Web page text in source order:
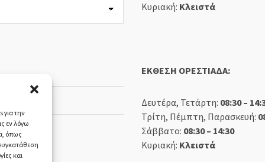
για την
εν λόγω
όπως
και
Κυριακή: Κλειστά
ΕΚΘΕΣΗ ΟΡΕΣΤΙΑΔΑ:
Δευτέρα, Τετάρτη: 08:30 –
Τρίτη, Πέμπτη, Παρασκευή:
Σάββατο: 08:30 – 14:30
Κυριακή: Κλειστά